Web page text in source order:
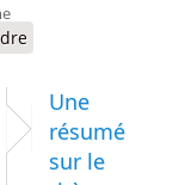
Une
résumé
sur le